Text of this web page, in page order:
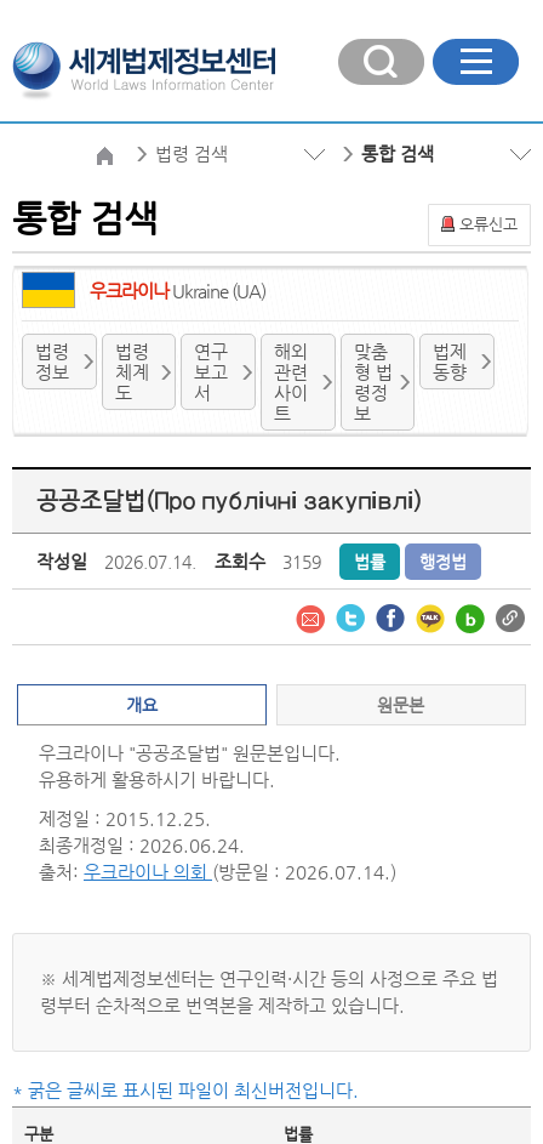
법령 검색 통합 검색
오류신고
통합 검색
우크라이나Ukraine (UA)
법령
정보
법령
체계
도
연구
보고
서
해외
관련
사이
트
맞춤
형 법
령정
보
법제
동향
공공조달법(Про публічні закупівлі)
작성일 2026.07.14. 조회수 3159 법률 행정법
개요 원문본
우크라이나 "공공조달법" 원문본입니다.
유용하게 활용하시기 바랍니다.
제정일 : 2015.12.25.
최종개정일 : 2026.06.24.
출처: 우크라이나 의회 (방문일 : 2026.07.14.)
※ 세계법제정보센터는 연구인력·시간 등의 사정으로 주요 법
령부터 순차적으로 번역본을 제작하고 있습니다.
* 굵은 글씨로 표시된 파일이 최신버전입니다.
구분 법률